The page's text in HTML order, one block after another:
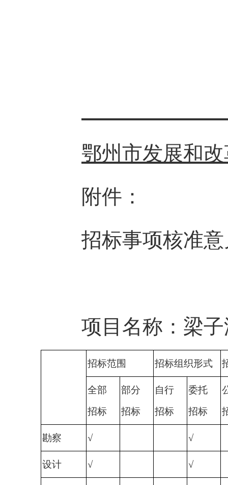
鄂州市发展和
附件：
招标事项核准
项目名称：梁
招标范围 招标组织形式
全部
招标
部分
招标
自行
招标
委托
招标
勘察 √ √
设计 √ √